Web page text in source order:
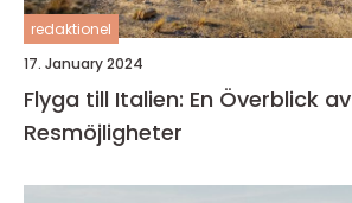
redaktionel
17. January 2024
Flyga till Italien: En Överblick av
Resmöjligheter